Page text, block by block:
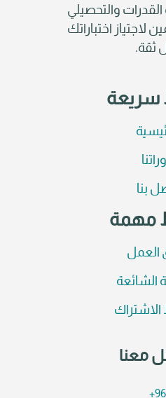
والتحصيلي
لاجتياز اختباراتك
ثقة.
سريعة
بنا
مهمة
العمل
الشائعة
معنا